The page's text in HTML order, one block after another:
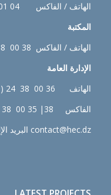
الهاتف / الفاكس 04 01 38 24(+213)
المكتبة
الهاتف / الفاكس 38 00 38 24 (+213)
الإدارة العامة
الهاتف 36 00 38 24 (+213)
الفاكس 38| 35 00 38 24 (+213)
contact@hec.dz البريد الإلكتروني